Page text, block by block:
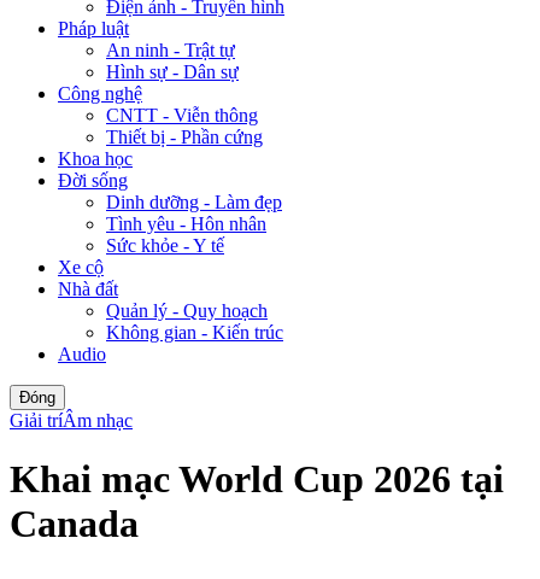
Điện ảnh - Truyền hình
Pháp luật
An ninh - Trật tự
Hình sự - Dân sự
Công nghệ
CNTT - Viễn thông
Thiết bị - Phần cứng
Khoa học
Đời sống
Dinh dưỡng - Làm đẹp
Tình yêu - Hôn nhân
Sức khỏe - Y tế
Xe cộ
Nhà đất
Quản lý - Quy hoạch
Không gian - Kiến trúc
Audio
Đóng
Giải tríÂm nhạc
Khai mạc World Cup 2026 tại
Canada